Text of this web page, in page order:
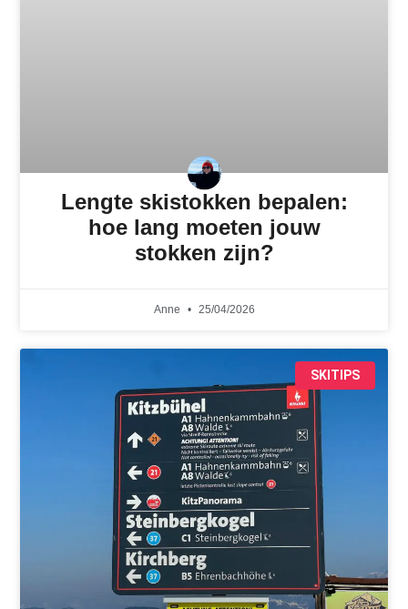
Lengte skistokken bepalen:
hoe lang moeten jouw
stokken zijn?
Anne 25/04/2026
SKITIPS